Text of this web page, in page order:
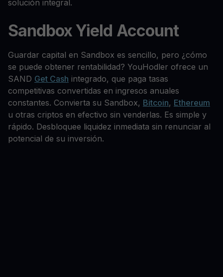
solución integral.
Sandbox Yield Account
Guardar capital en Sandbox es sencillo, pero ¿cómo
se puede obtener rentabilidad? YouHodler ofrece un
SAND Get Cash integrado, que paga tasas
competitivas convertidas en ingresos anuales
constantes. Convierta su Sandbox, Bitcoin, Ethereum
u otras criptos en efectivo sin venderlas. Es simple y
rápido. Desbloquee liquidez inmediata sin renunciar al
potencial de su inversión.